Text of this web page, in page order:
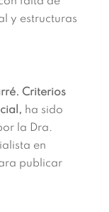
y estructuras
Criterios
ha sido
la Dra.
en
publicar